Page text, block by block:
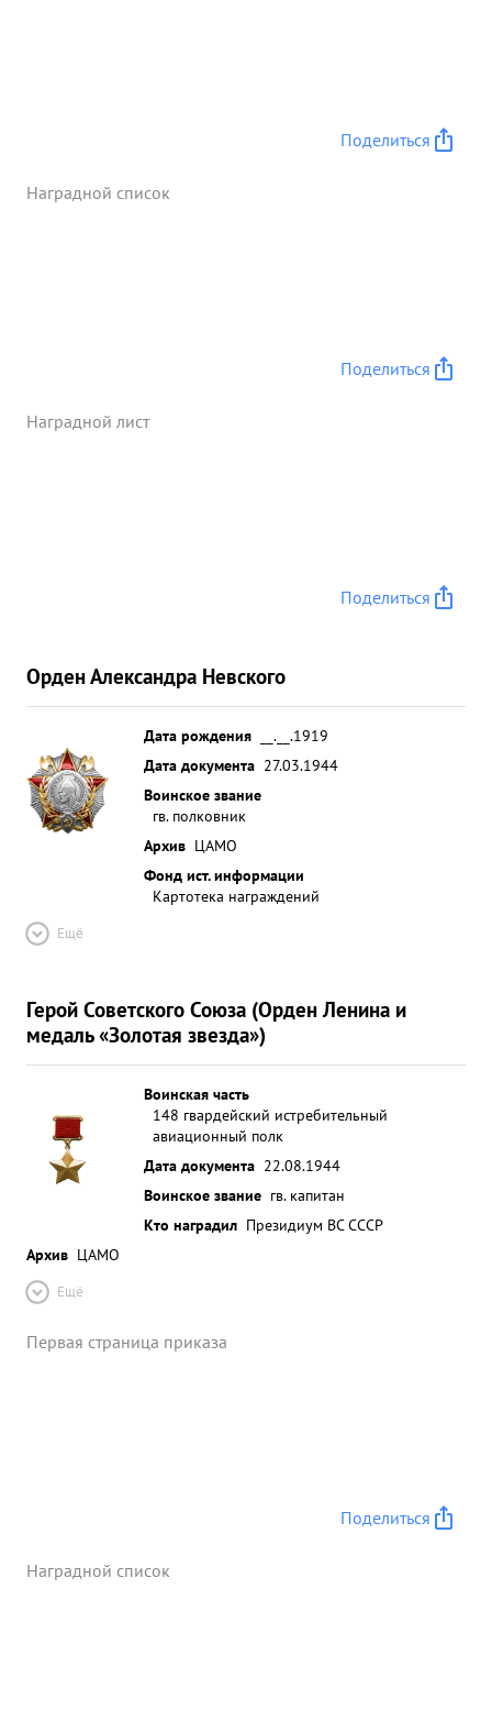
Поделиться
Наградной список
Поделиться
Наградной лист
Поделиться
Орден Александра Невского
Дата рождения
__.__.1919
Дата документа 27.03.1944
Воинское звание
гв. полковник
Архив ЦАМО
Фонд ист. информации
Картотека награждений
Ещё
Герой Советского Союза (Орден Ленина и
медаль «Золотая звезда»)
Воинская часть
148 гвардейский истребительный
авиационный полк
Дата документа 22.08.1944
Воинское звание гв. капитан
Кто наградил Президиум ВС СССР
Архив ЦАМО
Ещё
Первая страница приказа
Поделиться
Наградной список